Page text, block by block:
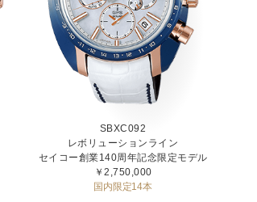
SBXC092
レボリューションライン
セイコー創業140周年記念限定モデル
￥2,750,000
国内限定14本